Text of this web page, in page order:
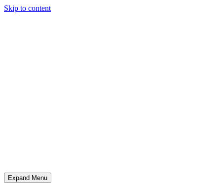
Skip to content
Expand Menu